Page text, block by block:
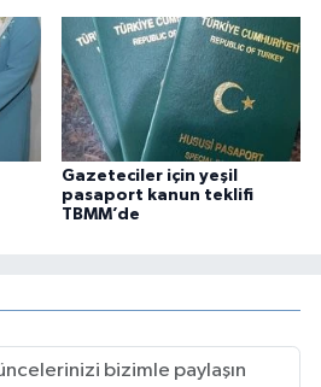
Gazeteciler için yeşil
pasaport kanun teklifi
TBMM’de